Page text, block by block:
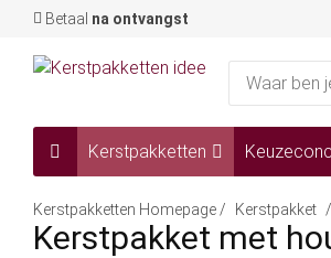
Betaal na ontvangst
Kerstpakketten
Kerstpakketten Homepage / Kerstpakket /
Kerstpakket met